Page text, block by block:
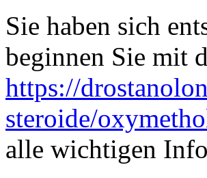
Sie haben sich
beginnen Sie mit
https://
steroide/
alle wichtigen